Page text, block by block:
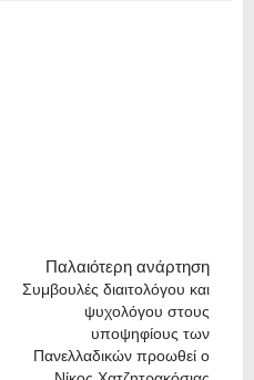
Παλαιότερη ανάρτηση
Συμβουλές διαιτολόγου και
ψυχολόγου στους
υποψηφίους των
Πανελλαδικών προωθεί ο